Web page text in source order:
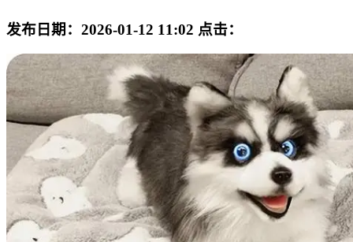
发布日期： 2026-01-12 11:02 点击：